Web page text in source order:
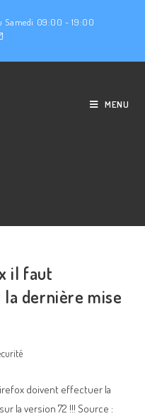
Samedi 09:00 - 19:00
MENU
il faut
dernière mise
doivent effectuer la
la version 72 !!! Source :